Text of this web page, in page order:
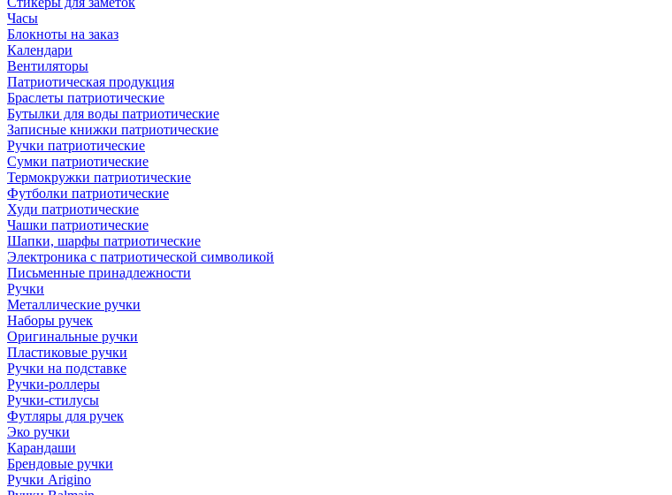
Часы
Блокноты на заказ
Календари
Вентиляторы
Патриотическая продукция
Браслеты патриотические
Бутылки для воды патриотические
Записные книжки патриотические
Ручки патриотические
Сумки патриотические
Термокружки патриотические
Футболки патриотические
Худи патриотические
Чашки патриотические
Шапки, шарфы патриотические
Электроника с патриотической символикой
Письменные принадлежности
Ручки
Металлические ручки
Наборы ручек
Оригинальные ручки
Пластиковые ручки
Ручки на подставке
Ручки-роллеры
Ручки-стилусы
Футляры для ручек
Эко ручки
Карандаши
Брендовые ручки
Ручки Arigino